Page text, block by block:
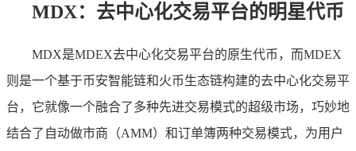
MDX：去中心化交易平台的明星代币
MDX是MDEX去中心化交易平台的原生代币，而MDEX
则是一个基于币安智能链和火币生态链构建的去中心化交易平
台，它就像一个融合了多种先进交易模式的超级市场，巧妙地
结合了自动做市商（AMM）和订单簿两种交易模式，为用户